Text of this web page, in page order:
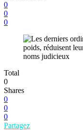
0
0
0
Total
0
Shares
0
0
0
Partagez